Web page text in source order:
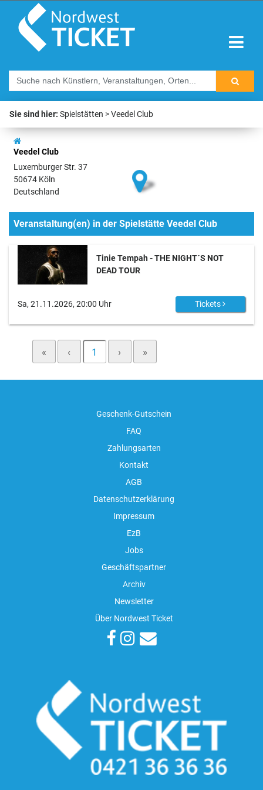
Sie sind hier: Spielstätten Veedel Club
Veedel Club
Luxemburger Str. 37
50674 Köln
Deutschland
Veranstaltung(en) in der Spielstätte Veedel Club
Tinie Tempah - THE NIGHT´S NOT
DEAD TOUR
Sa, 21.11.2026, 20:00 Uhr Tickets
« ‹ 1 › »
Geschenk-Gutschein
FAQ
Zahlungsarten
Kontakt
AGB
Datenschutzerklärung
Impressum
EzB
Jobs
Geschäftspartner
Archiv
Newsletter
Über Nordwest Ticket